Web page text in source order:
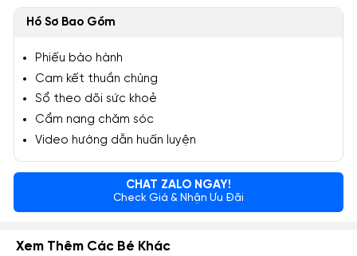
Hồ Sơ Bao Gồm
Phiếu bảo hành
Cam kết thuần chủng
Sổ theo dõi sức khoẻ
Cẩm nang chăm sóc
Video hướng dẫn huấn luyện
CHAT ZALO NGAY!
Check Giá & Nhận Ưu Đãi
Xem Thêm Các Bé Khác